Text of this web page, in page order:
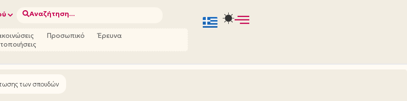
Αναζήτηση...
Προσωπικό
Έρευνα
των σπουδών